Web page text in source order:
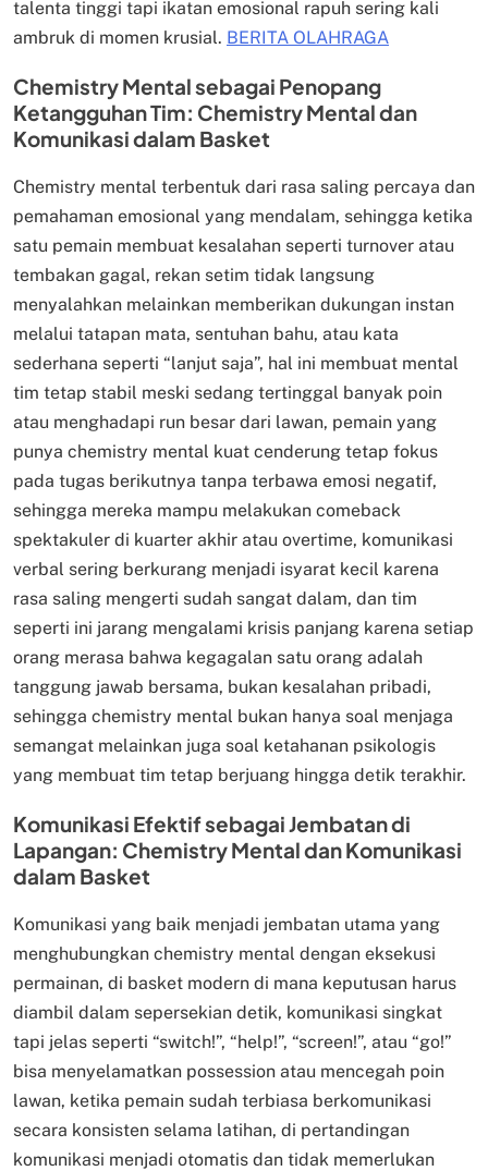
talenta tinggi tapi ikatan emosional rapuh sering kali
ambruk di momen krusial. BERITA OLAHRAGA
Chemistry Mental sebagai Penopang
Ketangguhan Tim: Chemistry Mental dan
Komunikasi dalam Basket
Chemistry mental terbentuk dari rasa saling percaya dan
pemahaman emosional yang mendalam, sehingga ketika
satu pemain membuat kesalahan seperti turnover atau
tembakan gagal, rekan setim tidak langsung
menyalahkan melainkan memberikan dukungan instan
melalui tatapan mata, sentuhan bahu, atau kata
sederhana seperti “lanjut saja”, hal ini membuat mental
tim tetap stabil meski sedang tertinggal banyak poin
atau menghadapi run besar dari lawan, pemain yang
punya chemistry mental kuat cenderung tetap fokus
pada tugas berikutnya tanpa terbawa emosi negatif,
sehingga mereka mampu melakukan comeback
spektakuler di kuarter akhir atau overtime, komunikasi
verbal sering berkurang menjadi isyarat kecil karena
rasa saling mengerti sudah sangat dalam, dan tim
seperti ini jarang mengalami krisis panjang karena setiap
orang merasa bahwa kegagalan satu orang adalah
tanggung jawab bersama, bukan kesalahan pribadi,
sehingga chemistry mental bukan hanya soal menjaga
semangat melainkan juga soal ketahanan psikologis
yang membuat tim tetap berjuang hingga detik terakhir.
Komunikasi Efektif sebagai Jembatan di
Lapangan: Chemistry Mental dan Komunikasi
dalam Basket
Komunikasi yang baik menjadi jembatan utama yang
menghubungkan chemistry mental dengan eksekusi
permainan, di basket modern di mana keputusan harus
diambil dalam sepersekian detik, komunikasi singkat
tapi jelas seperti “switch!”, “help!”, “screen!”, atau “go!”
bisa menyelamatkan possession atau mencegah poin
lawan, ketika pemain sudah terbiasa berkomunikasi
secara konsisten selama latihan, di pertandingan
komunikasi menjadi otomatis dan tidak memerlukan